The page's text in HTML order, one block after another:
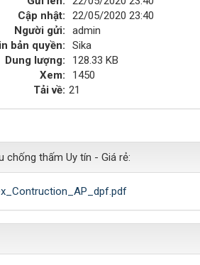
Cập nhật:
22/05/2020 23:40
Người gửi:
admin
bản quyền:
Sika
Dung lượng:
128.33 KB
Xem:
1450
Tải về: 21
chống thấm Uy tín - Giá rẻ: